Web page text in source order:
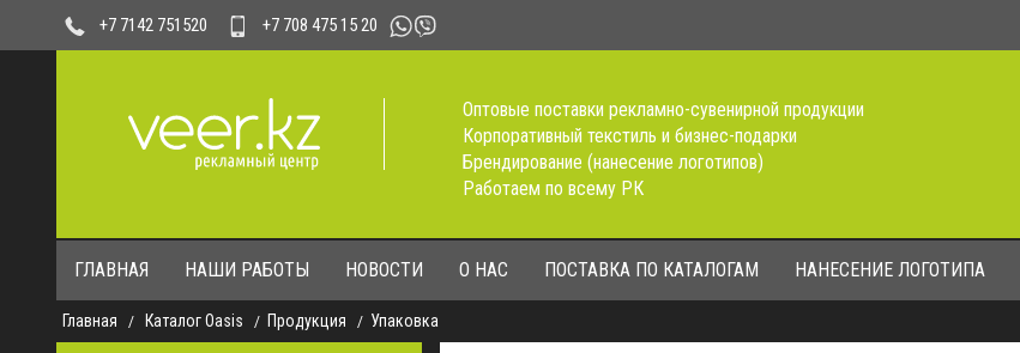
+7 7142 751520 +7 708 475 15 20
Оптовые поставки рекламно-сувенирной продукции
Корпоративный текстиль и бизнес-подарки
Брендирование (нанесение логотипов)
Работаем по всему РК
ГЛАВНАЯ НАШИ РАБОТЫ НОВОСТИ О НАС ПОСТАВКА ПО КАТАЛОГАМ НАНЕСЕНИЕ ЛОГОТИПА
Главная Каталог Oasis Продукция Упаковка